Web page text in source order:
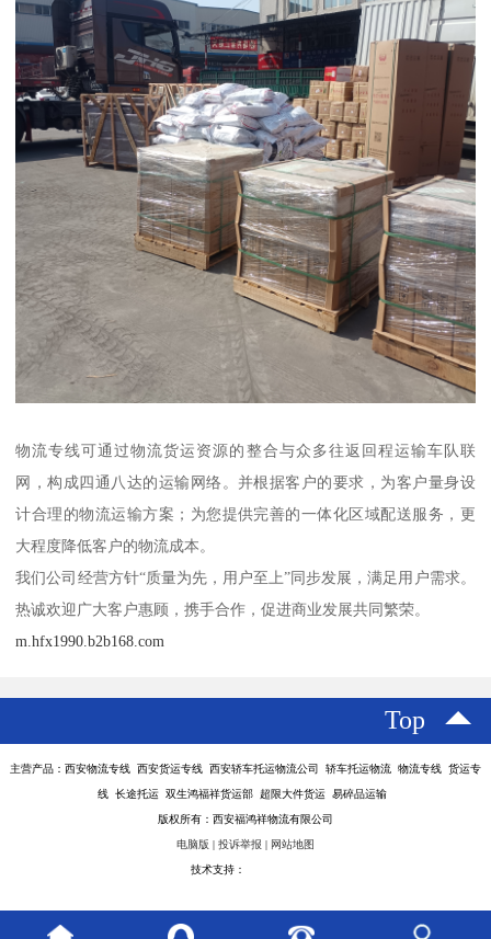
物流专线可通过物流货运资源的整合与众多往返回程运输车队联
网，构成四通八达的运输网络。并根据客户的要求，为客户量身设
计合理的物流运输方案；为您提供完善的一体化区域配送服务，更
大程度降低客户的物流成本。
我们公司经营方针“质量为先，用户至上”同步发展，满足用户需求。
热诚欢迎广大客户惠顾，携手合作，促进商业发展共同繁荣。
m.hfx1990.b2b168.com
Top
主营产品：西安物流专线 西安货运专线 西安轿车托运物流公司 轿车托运物流 物流专线 货运专
线 长途托运 双生鸿福祥货运部 超限大件货运 易碎品运输
版权所有：西安福鸿祥物流有限公司
电脑版 投诉举报 网站地图
技术支持：